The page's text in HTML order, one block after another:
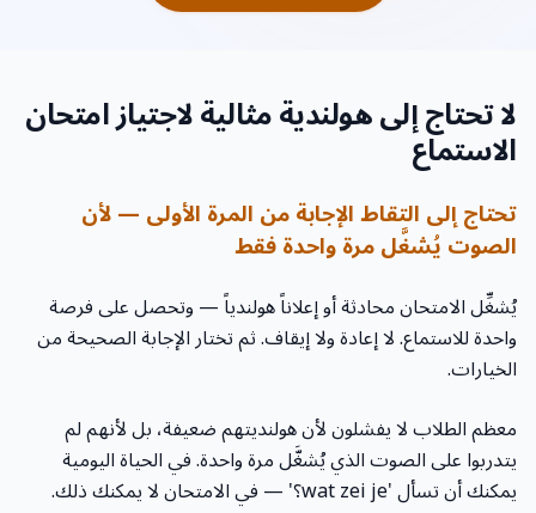
لا تحتاج إلى هولندية مثالية لاجتياز امتحان
الاستماع
تحتاج إلى التقاط الإجابة من المرة الأولى — لأن
الصوت يُشغَّل مرة واحدة فقط
يُشغِّل الامتحان محادثة أو إعلاناً هولندياً — وتحصل على فرصة
واحدة للاستماع. لا إعادة ولا إيقاف. ثم تختار الإجابة الصحيحة من
الخيارات.
معظم الطلاب لا يفشلون لأن هولنديتهم ضعيفة، بل لأنهم لم
يتدربوا على الصوت الذي يُشغَّل مرة واحدة. في الحياة اليومية
يمكنك أن تسأل 'wat zei je؟' — في الامتحان لا يمكنك ذلك.